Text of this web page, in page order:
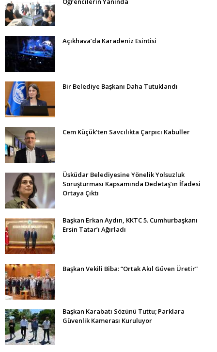
Açıkhava’da Karadeniz Esintisi
Bir Belediye Başkanı Daha Tutuklandı
Cem Küçük’ten Savcılıkta Çarpıcı Kabuller
Üsküdar Belediyesine Yönelik Yolsuzluk
Soruşturması Kapsamında Dedetaş’ın İfadesi
Ortaya Çıktı
Başkan Erkan Aydın, KKTC 5. Cumhurbaşkanı
Ersin Tatar’ı Ağırladı
Başkan Vekili Biba: “Ortak Akıl Güven Üretir”
Başkan Karabatı Sözünü Tuttu; Parklara
Güvenlik Kamerası Kuruluyor